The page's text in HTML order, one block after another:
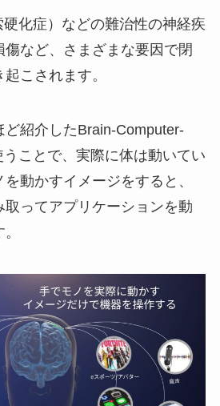
化症）などの難治性の神経疾
など、さまざまな要因で閉
こされます。
ど紹介したBrain-Computer-
ことで、実際に体は動いてい
動かすイメージをすると、
取ってアプリケーションを動